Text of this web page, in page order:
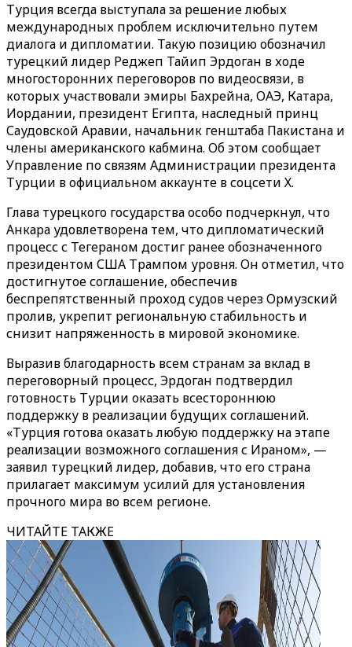
Турция всегда выступала за решение любых
международных проблем исключительно путем
диалога и дипломатии. Такую позицию обозначил
турецкий лидер Реджеп Тайип Эрдоган в ходе
многосторонних переговоров по видеосвязи, в
которых участвовали эмиры Бахрейна, ОАЭ, Катара,
Иордании, президент Египта, наследный принц
Саудовской Аравии, начальник генштаба Пакистана и
члены американского кабмина. Об этом сообщает
Управление по связям Администрации президента
Турции в официальном аккаунте в соцсети Х.
Глава турецкого государства особо подчеркнул, что
Анкара удовлетворена тем, что дипломатический
процесс с Тегераном достиг ранее обозначенного
президентом США Трампом уровня. Он отметил, что
достигнутое соглашение, обеспечив
беспрепятственный проход судов через Ормузский
пролив, укрепит региональную стабильность и
снизит напряженность в мировой экономике.
Выразив благодарность всем странам за вклад в
переговорный процесс, Эрдоган подтвердил
готовность Турции оказать всестороннюю
поддержку в реализации будущих соглашений.
«Турция готова оказать любую поддержку на этапе
реализации возможного соглашения с Ираном», —
заявил турецкий лидер, добавив, что его страна
прилагает максимум усилий для установления
прочного мира во всем регионе.
ЧИТАЙТЕ ТАКЖЕ